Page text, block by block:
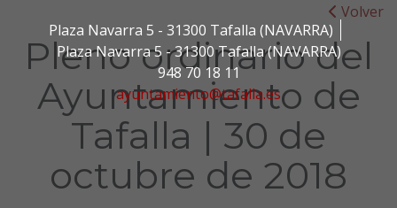
Plaza Navarra 5 - 31300 Tafalla (NAVARRA)
Plaza Navarra 5 - 31300 Tafalla (NAVARRA)
948 70 18 11
ayuntamiento@tafalla.es
Volver
Pleno ordinario del
Ayuntamiento de
Tafalla | 30 de
octubre de 2018